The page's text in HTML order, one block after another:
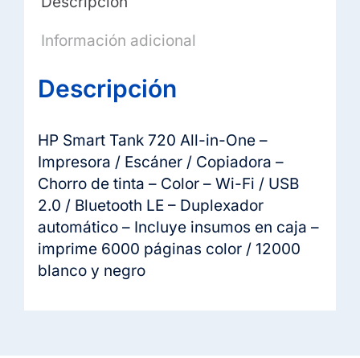
Información adicional
Descripción
HP Smart Tank 720 All-in-One –
Impresora / Escáner / Copiadora –
Chorro de tinta – Color – Wi-Fi / USB
2.0 / Bluetooth LE – Duplexador
automático – Incluye insumos en caja –
imprime 6000 páginas color / 12000
blanco y negro